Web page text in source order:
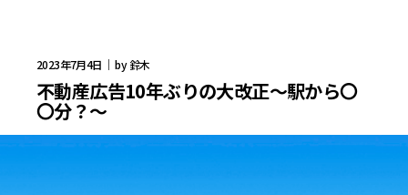
2023年7月4日｜ by 鈴木
不動産広告10年ぶりの大改正～駅から〇
〇分？～